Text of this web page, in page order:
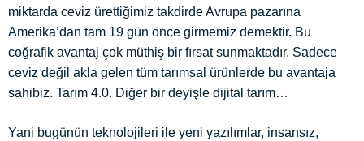
miktarda ceviz ürettiğimiz takdirde Avrupa pazarına
Amerika’dan tam 19 gün önce girmemiz demektir. Bu
coğrafik avantaj çok müthiş bir fırsat sunmaktadır. Sadece
ceviz değil akla gelen tüm tarımsal ürünlerde bu avantaja
sahibiz. Tarım 4.0. Diğer bir deyişle dijital tarım…
Yani bugünün teknolojileri ile yeni yazılımlar, insansız,